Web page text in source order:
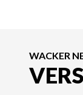
WACKER